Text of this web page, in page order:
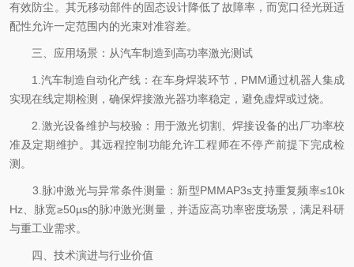
有效防尘。其无移动部件的固态设计降低了故障率，而宽口径光斑适
配性允许一定范围内的光束对准容差。
三、应用场景：从汽车制造到高功率激光测试
1.汽车制造自动化产线：在车身焊装环节，PMM通过机器人集成
实现在线定期检测，确保焊接激光器功率稳定，避免虚焊或过烧。
2.激光设备维护与校验：用于激光切割、焊接设备的出厂功率校
准及定期维护。其远程控制功能允许工程师在不停产前提下完成检
测。
3.脉冲激光与异常条件测量：新型PMMAP3s支持重复频率≤10k
Hz、脉宽≥50µs的脉冲激光测量，并适应高功率密度场景，满足科研
与重工业需求。
四、技术演进与行业价值